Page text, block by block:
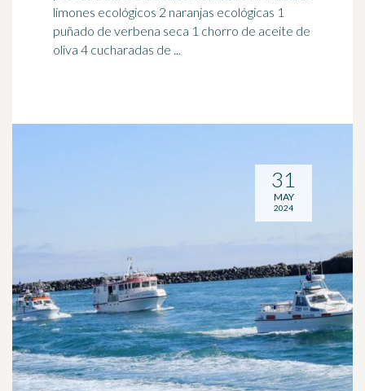
limones ecológicos 2 naranjas ecológicas 1
puñado de verbena seca 1 chorro de aceite de
oliva 4 cucharadas de ...
31
MAY
2024